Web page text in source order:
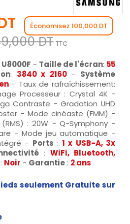
Économisez 100,000 DT
DT TTC
- Taille de l'écran: 55
: 3840 x 2160- Système
- Taux de rafraîchissement:
Processeur : Crystal 4K -
Contraste - Gradation UHD
- Mode cinéaste (FMM) -
: 20W - Q-Symphony -
- Mode jeu automatique -
- Ports :1 x USB-A, 3x
: WiFi, Bluetooth,
: Noir - Garantie : 2 ans
seulement Gratuite sur